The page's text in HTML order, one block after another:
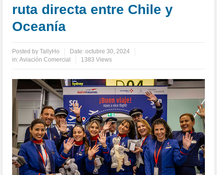
ruta directa entre Chile y
Oceanía
Posted byTallyHo Date:octubre 30, 2024
in:Aviación Comercial 1383 Views